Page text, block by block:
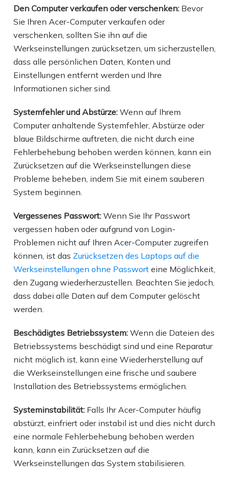
Den Computer verkaufen oder verschenken: Bevor
Sie Ihren Acer-Computer verkaufen oder
verschenken, sollten Sie ihn auf die
Werkseinstellungen zurücksetzen, um sicherzustellen,
dass alle persönlichen Daten, Konten und
Einstellungen entfernt werden und Ihre
Informationen sicher sind.
Systemfehler und Abstürze:Wenn auf Ihrem
Computer anhaltende Systemfehler, Abstürze oder
blaue Bildschirme auftreten, die nicht durch eine
Fehlerbehebung behoben werden können, kann ein
Zurücksetzen auf die Werkseinstellungen diese
Probleme beheben, indem Sie mit einem sauberen
System beginnen.
Vergessenes Passwort:Wenn Sie Ihr Passwort
vergessen haben oder aufgrund von Login-
Problemen nicht auf Ihren Acer-Computer zugreifen
können, ist das Zurücksetzen des Laptops auf die
Werkseinstellungen ohne Passwort eine Möglichkeit,
den Zugang wiederherzustellen. Beachten Sie jedoch,
dass dabei alle Daten auf dem Computer gelöscht
werden.
Beschädigtes Betriebssystem: Wenn die Dateien des
Betriebssystems beschädigt sind und eine Reparatur
nicht möglich ist, kann eine Wiederherstellung auf
die Werkseinstellungen eine frische und saubere
Installation des Betriebssystems ermöglichen.
Systeminstabilität: Falls Ihr Acer-Computer häufig
abstürzt, einfriert oder instabil ist und dies nicht durch
eine normale Fehlerbehebung behoben werden
kann, kann ein Zurücksetzen auf die
Werkseinstellungen das System stabilisieren.